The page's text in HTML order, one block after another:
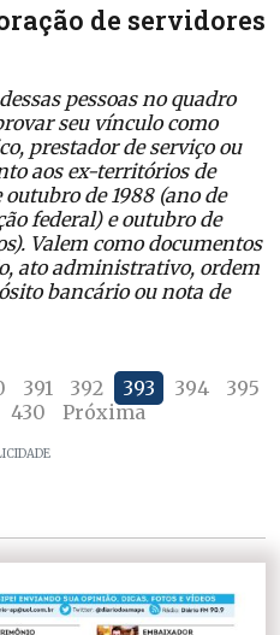
de servidores
pessoas no quadro
seu vínculo como
prestador de serviço ou
aos ex-territórios de
de 1988 (ano de
federal) e outubro de
Valem como documentos
ato administrativo, ordem
bancário ou nota de
391 392 393 394
395
430 Próxima